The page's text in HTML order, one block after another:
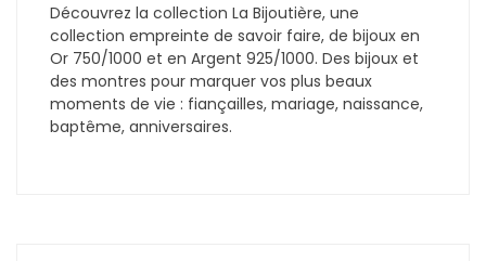
Découvrez la collection La Bijoutière, une
collection empreinte de savoir faire, de bijoux en
Or 750/1000 et en Argent 925/1000. Des bijoux et
des montres pour marquer vos plus beaux
moments de vie : fiançailles, mariage, naissance,
baptême, anniversaires.